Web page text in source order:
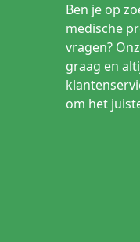
Ben je op
medische
vragen?
graag en
om het